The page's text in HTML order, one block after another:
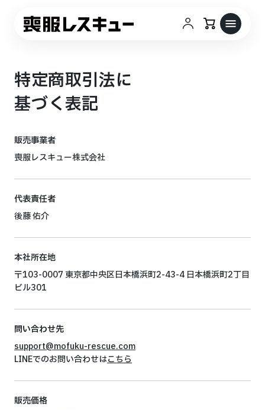
特定商取引法に
基づく表記
販売事業者
喪服レスキュー株式会社
代表責任者
後藤 佑介
本社所在地
〒103-0007 東京都中央区日本橋浜町2-43-4 日本橋浜町2丁目
ビル301
問い合わせ先
support@mofuku-rescue.com
LINEでのお問い合わせはこちら
販売価格